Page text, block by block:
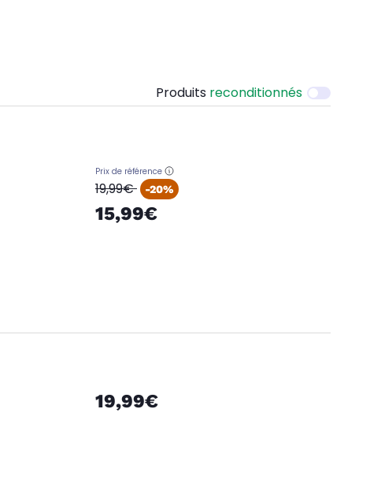
Produits reconditionnés
Prix de référence
oldPrice
19,99€ -20%
15,99€
19,99€